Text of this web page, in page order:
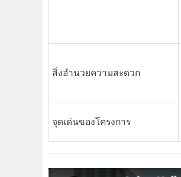
สิ่งอำนวยความสะดวก
จุดเด่นของโครงการ